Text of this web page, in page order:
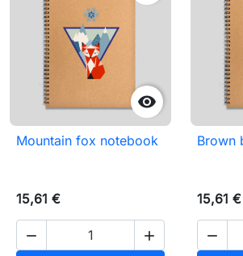

Mountain fox notebook
15,61 €
 
Brown
15,61 €
